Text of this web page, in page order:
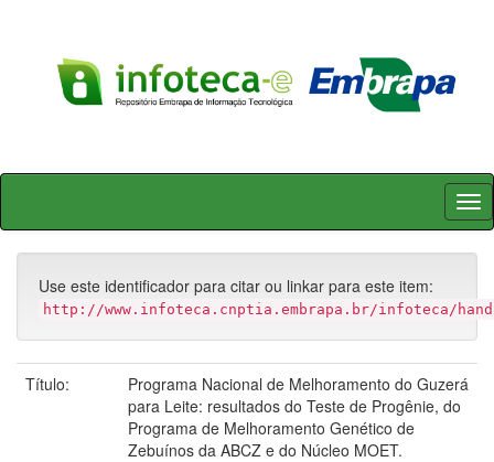
Skip
Use este identificador para citar ou linkar para este item:
http://www.infoteca.cnptia.embrapa.br/infoteca/
Título:
Programa Nacional de Melhoramento do Guzerá
para Leite: resultados do Teste de Progênie, do
Programa de Melhoramento Genético de
Zebuínos da ABCZ e do Núcleo MOET.